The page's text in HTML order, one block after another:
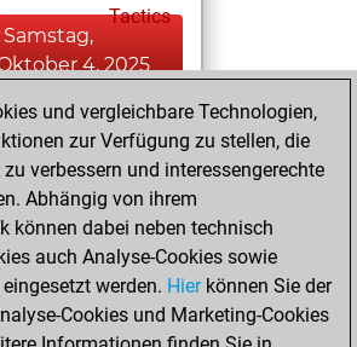
Tactics
Samstag,
4, 2025
You achieved a
BeautyScore of 14
Fritz
achieved a new Elo
of 1587
Dienstag, Juni 11,
und vergleichbare Technologien,
zur Verfügung zu stellen, die
verbessern und interessengerechte
Abhängig von ihrem
können dabei neben technisch
auch Analyse-Cookies sowie
werden. Hierkönnen Sie der
Cookies und Marketing-Cookies